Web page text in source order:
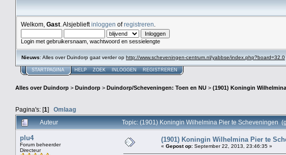
Welkom, Gast . Alsjeblieftinloggen ofregistreren
Login met gebruikersnaam, wachtwoord en sessielengte
Nieuws: Alles over Duindorp gaat verder op http://www.scheveningen-centrum.nl/yabbse/index.php?board=32.0
STARTPAGINA HELP ZOEK INLOGGEN REGISTREREN
Alles over Duindorp > Duindorp > Duindorp/Scheveningen: Toen en NU > (1901) Koningin
Pagina's: [1] Omlaag
Auteur Topic: (1901) Koningin Wilhelmina Pier te Scheveningen
plu4
Forum beheerder
Directeur
(1901) Koningin Wilhelmina Pier te
« Gepost op: September 22, 2013, 23:46:35 »